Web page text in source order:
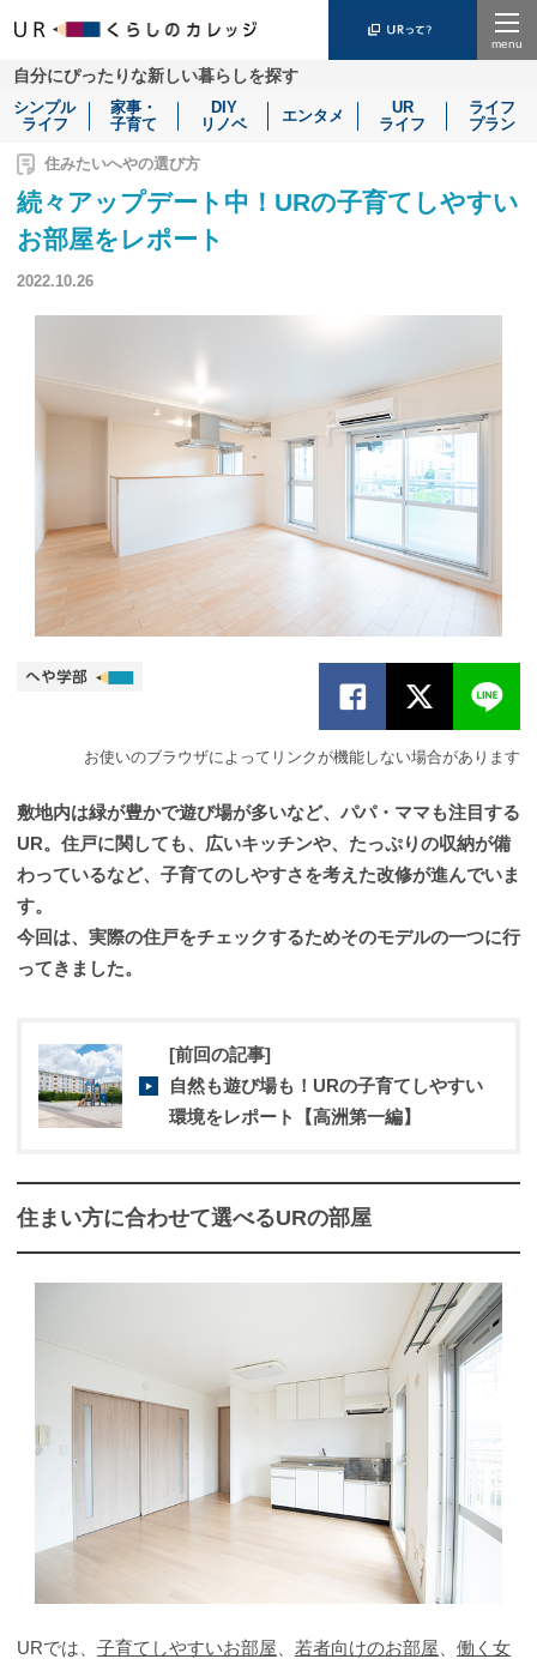
自分にぴったりな新しい暮らしを探す
シンプル
ライフ
家事・
子育て
DIY
リノベ
エンタメ
UR
ライフ
ライフ
プラン
住みたいへやの選び方
続々アップデート中！URの子育てしやすい
お部屋をレポート
2022.10.26
お使いのブラウザによってリンクが機能しない場合があります
敷地内は緑が豊かで遊び場が多いなど、パパ・ママも注目する
UR。住戸に関しても、広いキッチンや、たっぷりの収納が備
わっているなど、子育てのしやすさを考えた改修が進んでいま
す。
今回は、実際の住戸をチェックするためそのモデルの一つに行
ってきました。
[前回の記事]
自然も遊び場も！URの子育てしやすい
環境をレポート【高洲第一編】
住まい方に合わせて選べるURの部屋
URでは、 子育てしやすいお部屋 若者向けのお部屋
働く女